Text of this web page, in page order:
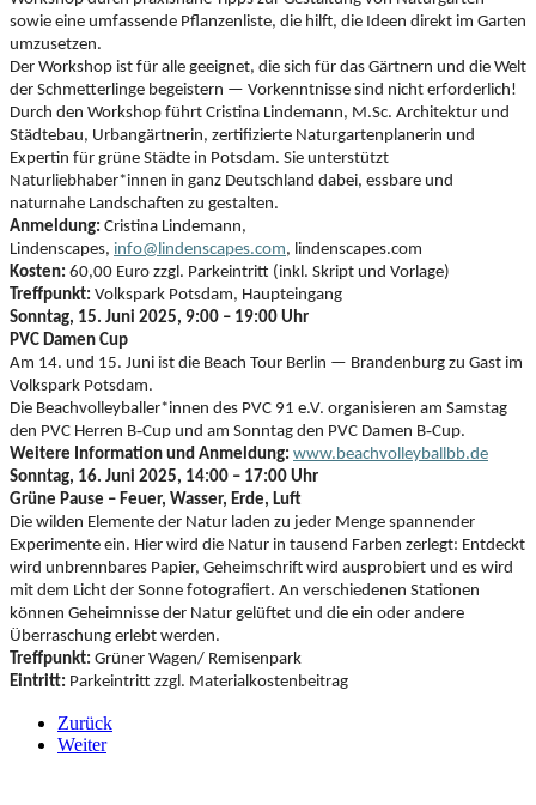
sowie eine umfassende Pflanzenliste, die hilft, die Ideen direkt im Garten
umzusetzen.
Der Workshop ist für alle geeignet, die sich für das Gärtnern und die Welt
der Schmetterlinge begeistern — Vorkenntnisse sind nicht erforderlich!
Durch den Workshop führt Cristina Lindemann, M.Sc. Architektur und
Städtebau, Urbangärtnerin, zertifizierte Naturgartenplanerin und
Expertin für grüne Städte in Potsdam. Sie unterstützt
Naturliebhaber*innen in ganz Deutschland dabei, essbare und
naturnahe Landschaften zu gestalten.
Anmeldung: Cristina Lindemann,
Lindenscapes, info@lindenscapes.com, lindenscapes.com
Kosten: 60,00 Euro zzgl. Parkeintritt (inkl. Skript und Vorlage)
Treffpunkt: Volkspark Potsdam, Haupteingang
Sonntag, 15. Juni 2025, 9:00 – 19:00 Uhr
PVC Damen Cup
Am 14. und 15. Juni ist die Beach Tour Berlin — Brandenburg zu Gast im
Volkspark Potsdam.
Die Beachvolleyballer*innen des PVC 91 e.V. organisieren am Samstag
den PVC Herren B‑Cup und am Sonntag den PVC Damen B‑Cup.
Weitere Information und Anmeldung: www.beachvolleyballbb.de
Sonntag, 16. Juni 2025, 14:00 – 17:00 Uhr
Grüne Pause – Feuer, Wasser, Erde, Luft
Die wilden Elemente der Natur laden zu jeder Menge spannender
Experimente ein. Hier wird die Natur in tausend Farben zerlegt: Entdeckt
wird unbrennbares Papier, Geheimschrift wird ausprobiert und es wird
mit dem Licht der Sonne fotografiert. An verschiedenen Stationen
können Geheimnisse der Natur gelüftet und die ein oder andere
Überraschung erlebt werden.
Treffpunkt: Grüner Wagen/ Remisenpark
Eintritt: Parkeintritt zzgl. Materialkostenbeitrag
Zurück
Weiter